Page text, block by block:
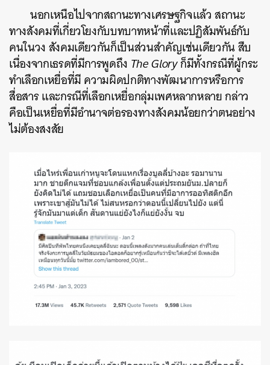
นอกเหนือไปจากสถานะทางเศรษฐกิจแล้ว สถานะ
ทางสังคมที่เกี่ยวโยงกับบทบาทหน้าที่และปฏิสัมพันธ์กับ
คนในวง สังคมเดียวกันก็เป็นส่วนสําคัญเช่นเดียวกัน สืบ
เนื่องจากเธรดที่มีการพูดถึง The Gloryก็มีทั้งกรณีที่ผู้กระ
ทําเลือกเหยื่อที่มี ความผิดปกติทางพัฒนาการหรือการ
สื่อสาร และกรณีที่เลือกเหยื่อกลุ่มเพศหลากหลาย กล่าว
คือเป็นเหยื่อที่มีอํานาจต่อรองทางสังคมน้อยกว่าตนอย่าง
ไม่ต้องสงสัย